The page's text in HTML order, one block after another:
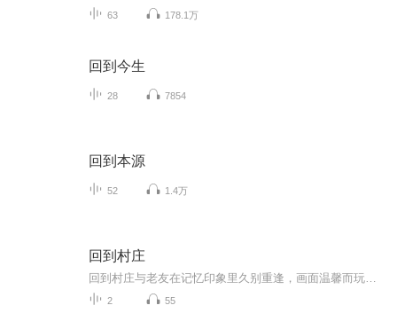
63 178.1万
回到今生
28 7854
回到本源
52 1.4万
回到村庄
2 55